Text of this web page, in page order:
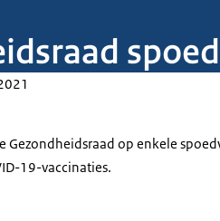
Gezondheidsraad op enkele
19-vaccinaties.